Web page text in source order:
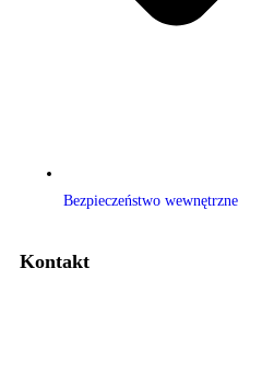
Bezpieczeństwo wewnętrzne
Kontakt